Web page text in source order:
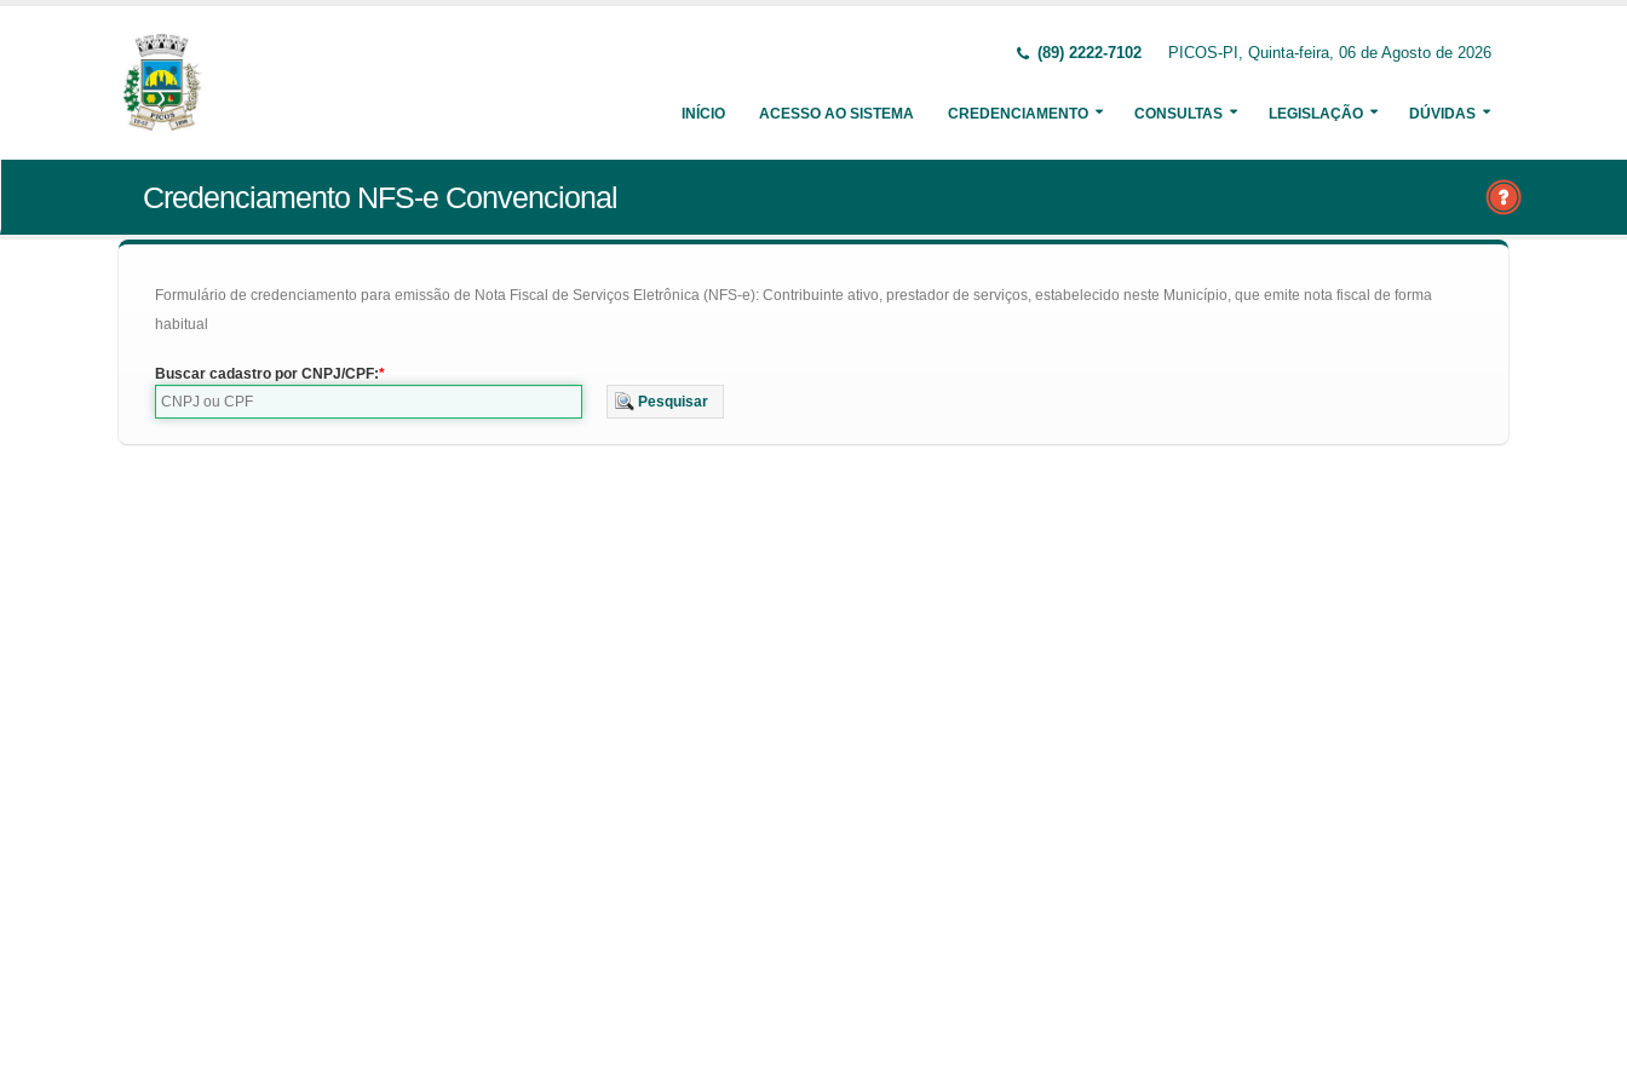
(89) 2222-7102 PICOS-PI, Quinta-feira, 06 de Agosto de 2026
INÍCIO ACESSO AO SISTEMA CREDENCIAMENTO CONSULTAS LEGISLAÇÃO DÚVIDAS
Credenciamento NFS-e Convencional
Formulário de credenciamento para emissão de Nota Fiscal de Serviços Eletrônica (NFS-e): Contribuinte ativo, prestador de serviços, estabelecido neste Município, que emite nota fiscal de forma
habitual
Buscar cadastro por CNPJ/CPF:
Pesquisar